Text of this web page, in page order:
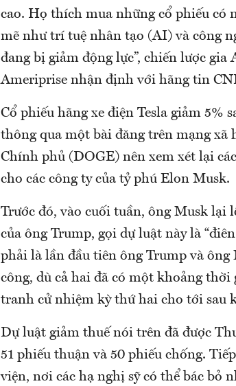
cao. Họ thích mua những cổ phiếu
mẽ như trí tuệ nhân tạo (AI) và công
đang bị giảm động lực”, chiến lược gia
Ameriprise nhận định với hãng tin
Cổ phiếu hãng xe điện Tesla giảm
thông qua một bài đăng trên mạng
Chính phủ (DOGE) nên xem xét lại
cho các công ty của tỷ phú Elon Musk.
Trước đó, vào cuối tuần, ông Musk
của ông Trump, gọi dự luật này là
phải là lần đầu tiên ông Trump và
công, dù cả hai đã có một khoảng
tranh cử nhiệm kỳ thứ hai cho tới sau
Dự luật giảm thuế nói trên đã được
51 phiếu thuận và 50 phiếu chống.
viện, nơi các hạ nghị sỹ có thể bác bỏ